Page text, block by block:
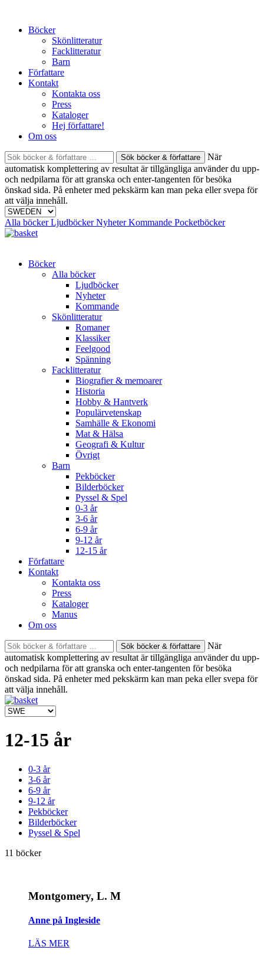
contentBöcker
Skönlitteratur
Facklitteratur
Barn
Författare
Kontakt
Kontakta oss
Press
Kataloger
Hej författare!
Om oss
Sök
böcker
&
författare
efter:
När
automatisk komplettering av resultat är tillgängliga använder du upp-
och nedpilarna för att granska och enter-tangenten för besöka
önskad sida. På enheter med pekskärm kan man peka eller svepa för
att välja innehåll.
Alla böckerLjudböckerNyheterKommande Pocketböcker
Böcker
Alla böcker
Ljudböcker
Nyheter
Kommande
Skönlitteratur
Romaner
Klassiker
Feelgood
Spänning
Facklitteratur
Biografier & memoarer
Historia
Hobby & Hantverk
Populärvetenskap
Samhälle & Ekonomi
Mat & Hälsa
Geografi & Kultur
Övrigt
Barn
Pekböcker
Bilderböcker
Pyssel & Spel
0-3 år
3-6 år
6-9 år
9-12 år
12-15 år
Författare
Kontakt
Kontakta oss
Press
Kataloger
Manus
Om oss
Sök
böcker
&
författare
efter:
När
automatisk komplettering av resultat är tillgängliga använder du upp-
och nedpilarna för att granska och enter-tangenten för besöka
önskad sida. På enheter med pekskärm kan man peka eller svepa för
att välja innehåll.
12-15 år
0-3 år
3-6 år
6-9 år
9-12 år
Pekböcker
Bilderböcker
Pyssel & Spel
11 böcker
Montgomery, L. M
Anne på Ingleside
LÄS MER